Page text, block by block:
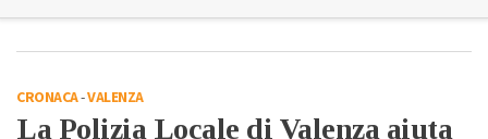
CRONACA-VALENZA
La Polizia Locale di Valenza aiuta